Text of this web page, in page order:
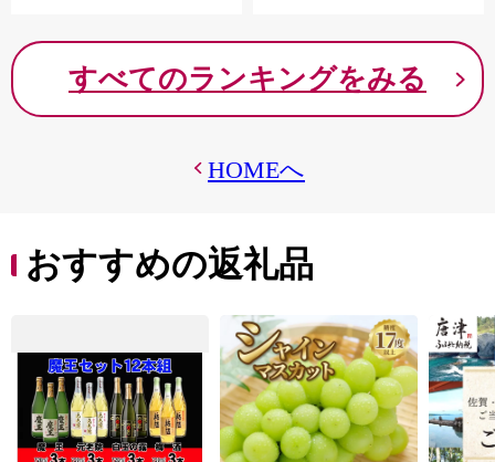
すべてのランキングをみる
HOMEへ
おすすめの返礼品